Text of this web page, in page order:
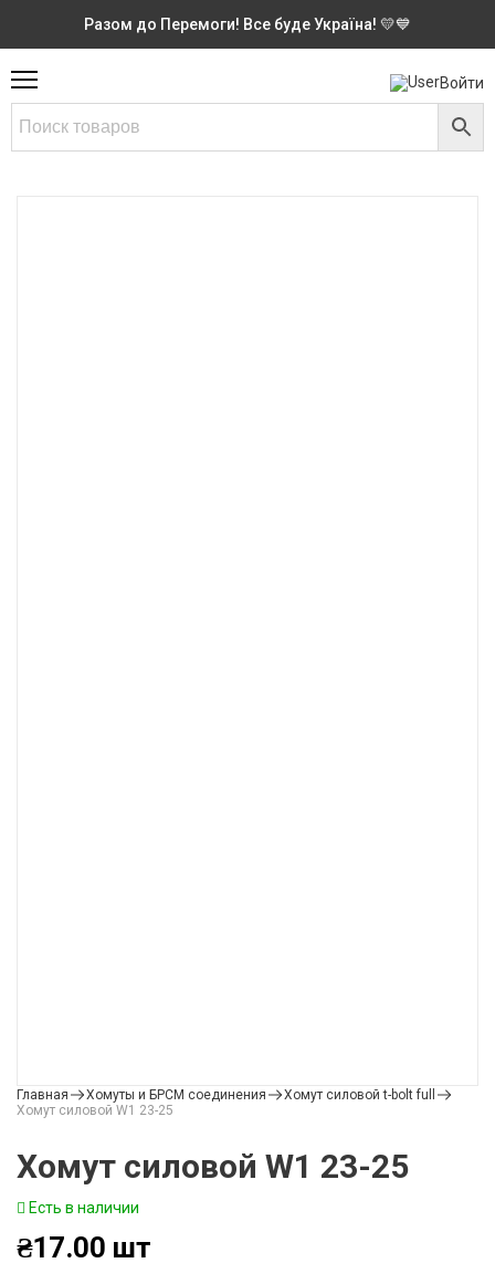
Разом до Перемоги! Все буде Україна! 💛💙
Войти
Главная Хомуты и БРСМ соединения
Хомут силовой t-bolt full
Хомут силовой W1 23-25
Хомут силовой W1 23-25
Есть в наличии
₴17.00 шт